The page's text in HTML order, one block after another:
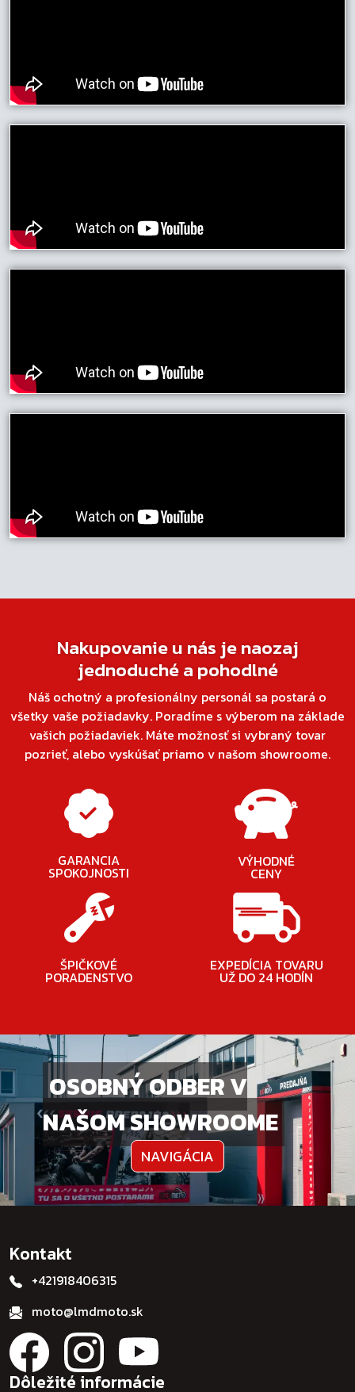
Nakupovanie u nás je naozaj
jednoduché a pohodlné
Náš ochotný a profesionálny personál sa postará o
všetky vaše požiadavky. Poradíme s výberom na základe
vašich požiadaviek. Máte možnosť si vybraný tovar
pozrieť, alebo vyskúšať priamo v našom showroome.
GARANCIA
SPOKOJNOSTI
VÝHODNÉ
CENY
ŠPIČKOVÉ
PORADENSTVO
EXPEDÍCIA TOVARU
UŽ DO 24 HODÍN
OSOBNÝ ODBER V
NAŠOM SHOWROOME
NAVIGÁCIA
Kontakt
+421918406315
moto@lmdmoto.sk
Dôležité informácie